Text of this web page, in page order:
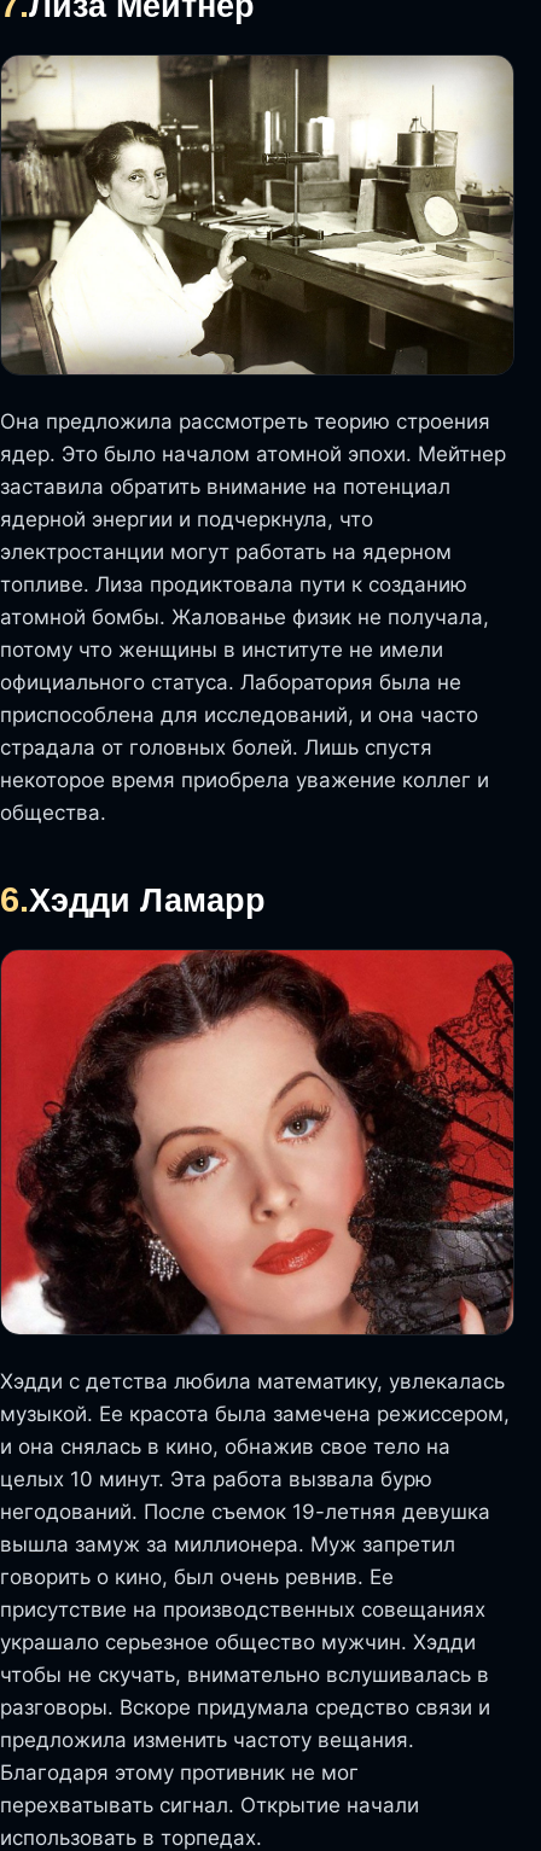
Она предложила рассмотреть теорию строения
ядер. Это было началом атомной эпохи. Мейтнер
заставила обратить внимание на потенциал
ядерной энергии и подчеркнула, что
электростанции могут работать на ядерном
топливе. Лиза продиктовала пути к созданию
атомной бомбы. Жалованье физик не получала,
потому что женщины в институте не имели
официального статуса. Лаборатория была не
приспособлена для исследований, и она часто
страдала от головных болей. Лишь спустя
некоторое время приобрела уважение коллег и
общества.
6.Хэдди Ламарр
Хэдди с детства любила математику, увлекалась
музыкой. Ее красота была замечена режиссером,
и она снялась в кино, обнажив свое тело на
целых 10 минут. Эта работа вызвала бурю
негодований. После съемок 19-летняя девушка
вышла замуж за миллионера. Муж запретил
говорить о кино, был очень ревнив. Ее
присутствие на производственных совещаниях
украшало серьезное общество мужчин. Хэдди
чтобы не скучать, внимательно вслушивалась в
разговоры. Вскоре придумала средство связи и
предложила изменить частоту вещания.
Благодаря этому противник не мог
перехватывать сигнал. Открытие начали
использовать в торпедах.